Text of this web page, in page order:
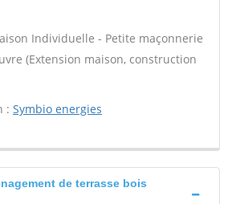
Individuelle - Petite maçonnerie
(Extension maison, construction
: Symbio energies
de terrasse bois